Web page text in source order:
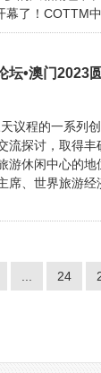
了！COTTM
议程的一系列
探讨，取得丰
休闲中心的
、世界旅游
24